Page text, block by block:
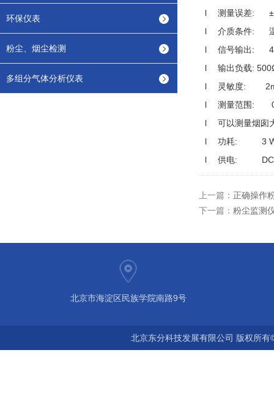
环保仪表
粉尘、烟尘检测
多组分气体分析仪表
l
测量误差:
l
介质条件: 温
l
信号输出:
l
输出负载:
l
灵敏度:
l
测量范围: 0-
l
可以测量烟囱
l
功耗: 3
l
供电: DC
上一篇： 正确操作
下一篇： 粉尘监测
北京市海淀区民族学院南路9号
北京东分科技发展有限公司 版权所